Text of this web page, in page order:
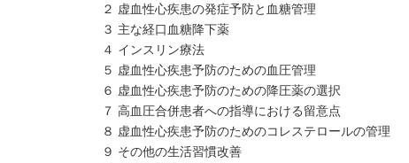
２ 虚血性心疾患の発症予防と血糖管理
３ 主な経口血糖降下薬
４ インスリン療法
５ 虚血性心疾患予防のための血圧管理
６ 虚血性心疾患予防のための降圧薬の選択
７ 高血圧合併患者への指導における留意点
８ 虚血性心疾患予防のためのコレステロールの管理
９ その他の生活習慣改善